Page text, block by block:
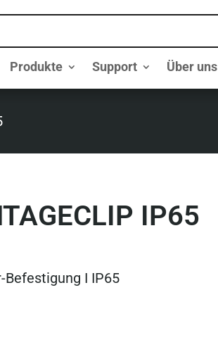
Produkte Support Über uns
IP65
Befestigung I IP65